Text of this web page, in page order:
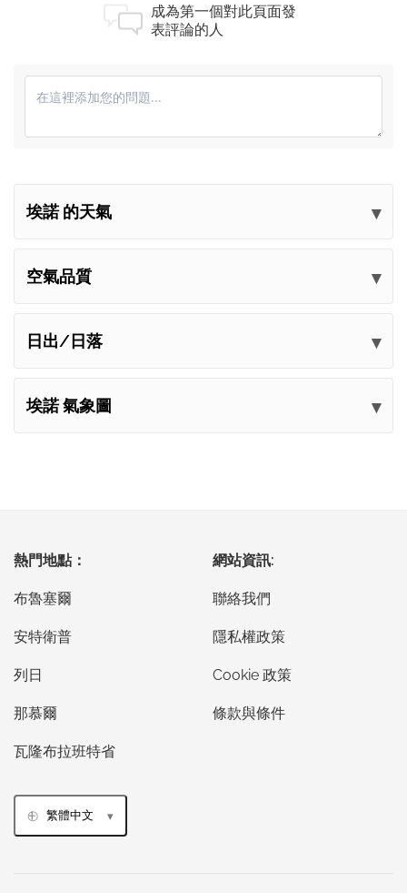
成為第一個對此頁面發
表評論的人
埃諾 的天氣
空氣品質
日出/日落
埃諾 氣象圖
熱門地點：
布魯塞爾
安特衛普
列日
那慕爾
瓦隆布拉班特省
網站資訊:
聯絡我們
隱私權政策
Cookie 政策
條款與條件
繁體中文